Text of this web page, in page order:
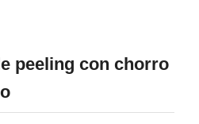
peeling con chorro